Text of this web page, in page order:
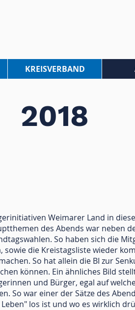
KREISVERBAND
2018
Weimarer Land in
des Abends war neben
So haben sich die
die Kreistagsliste wieder
So hat allein die BI zur
können. Ein ähnliches Bild
und Bürger, egal auf
So war einer der Sätze des
los ist und wo es wirklich